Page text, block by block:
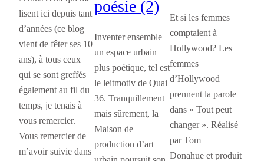
lisent ici depuis tant
d’années (ce blog
vient de fêter ses 10
ans), à tous ceux
qui se sont greffés
également au fil du
temps, je tenais à
vous remercier.
Vous remercier de
m’avoir suivie dans
poésie (2)
Inventer ensemble
un espace urbain
plus poétique, tel est
le leitmotiv de Quai
36. Tranquillement
mais sûrement, la
Maison de
production d’art
Et si les femmes
comptaient à
Hollywood? Les
femmes
d’Hollywood
prennent la parole
dans « Tout peut
changer ». Réalisé
par Tom
Donahue et produit